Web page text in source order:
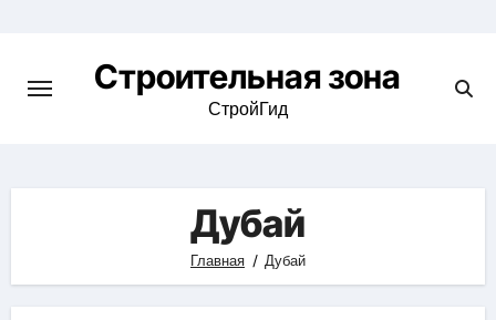
content
Строительная зона
СтройГид
Дубай
Главная Дубай